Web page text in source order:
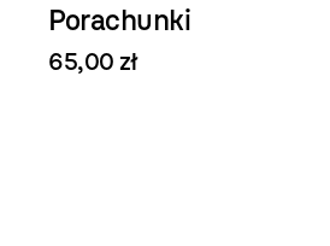
Porachunki
65,00 zł